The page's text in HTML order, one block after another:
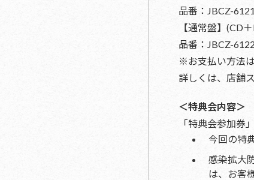
品番：JBCZ-
【通常盤】(CD
品番：JBCZ-
※お支払い方法
詳しくは、店舗
＜特典会内容＞
「特典会参加券
今回の特
感染拡大
は、お客